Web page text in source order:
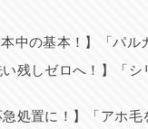
中の基本！】「パル
い残しゼロへ！】「
処置に！】「アホ毛